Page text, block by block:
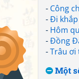
- Công
-Đi
- Hôm
-Đồng
-Trâu ơi
Một